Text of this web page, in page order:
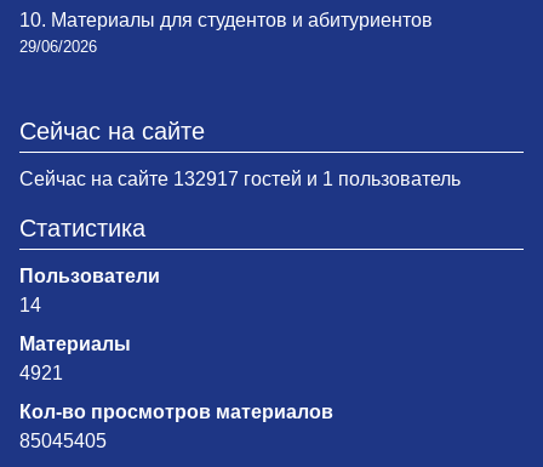
10. Материалы для студентов и абитуриентов
29/06/2026
Сейчас на сайте
Сейчас на сайте 132917 гостей и 1 пользователь
Статистика
Пользователи
14
Материалы
4921
Кол-во просмотров материалов
85045405